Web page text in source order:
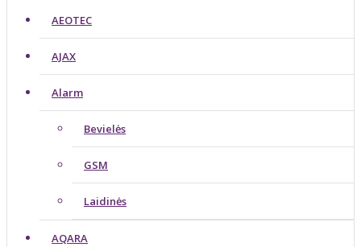
AEOTEC
AJAX
Alarm
Bevielės
GSM
Laidinės
AQARA